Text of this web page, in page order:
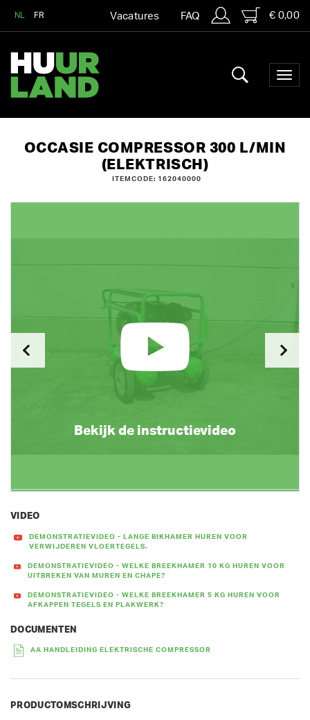
NL FR Vacatures FAQ € 0,00
OCCASIE COMPRESSOR 300 L/MIN
(ELEKTRISCH)
ITEMCODE: 162040000
Bekijk de instructievideo
VIDEO
DEMONSTRATIEVIDEO - LANGE BIKHAMER HUREN VOOR
VERWIJDEREN VLOERTEGELS.
DEMONSTRATIEVIDEO - WELKE BREEKHAMER 10 KG HUREN VOOR
UITBREKEN VAN MUREN EN CHAPE?
DEMONSTRATIEVIDEO - WELKE BREEKHAMER 5 KG HUREN VOOR
AFKAPPEN TEGELS EN PLAKWERK?
DOCUMENTEN
AA HANDLEIDING ELEKTRISCHE COMPRESSOR
PRODUCTOMSCHRIJVING